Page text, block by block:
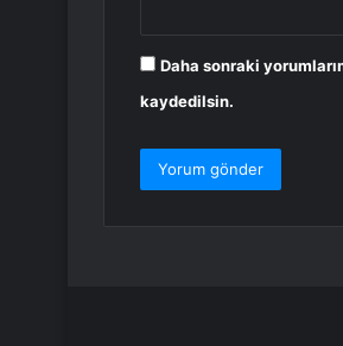
Daha sonraki
kaydedilsin.